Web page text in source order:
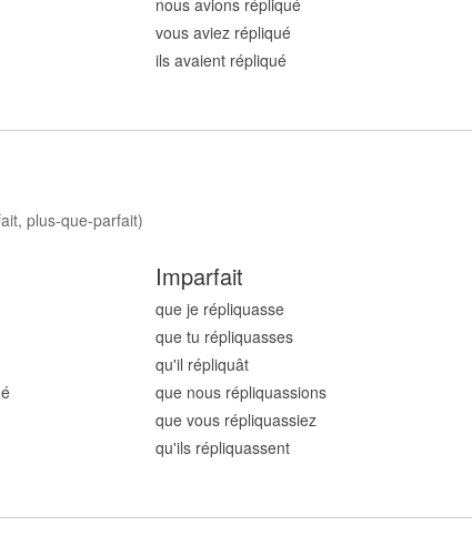
nous avions répliqué
vous aviez répliqué
ils avaient répliqué
plus-que-parfait)
é
Imparfait
que je répliquasse
que tu répliquasses
qu'il répliquât
que nous répliquassions
que vous répliquassiez
qu'ils répliquassent